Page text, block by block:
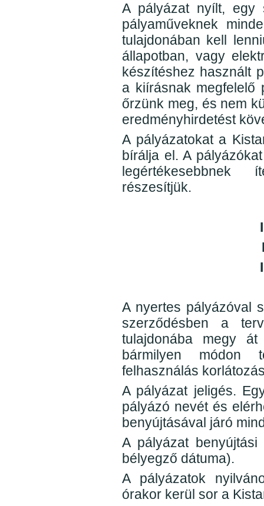
A pályázat nyílt, egy
pályaműveknek
tulajdonában kell
állapotban, vagy
készítéshez használt
a kiírásnak megfelelő
őrzünk meg, és nem
eredményhirdetést
A pályázatokat a
bírálja el. A
legértékesebbnek
részesítjük.
A nyertes pályázóval
szerződésben a
tulajdonába megy
bármilyen módon
felhasználás
A pályázat jeligés.
pályázó nevét és
benyújtásával járó
A pályázat
bélyegző dátuma).
A pályázatok
órakor kerül sor a